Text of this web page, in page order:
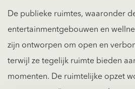
De publieke ruimtes, waaronder
entertainmentgebouwen en
zijn ontworpen om open en
terwijl ze tegelijk ruimte bieden
momenten. De ruimtelijke opzet